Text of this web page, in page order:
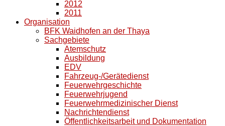
2012
2011
Organisation
BFK Waidhofen an der Thaya
Sachgebiete
Atemschutz
Ausbildung
EDV
Fahrzeug-/Gerätedienst
Feuerwehrgeschichte
Feuerwehrjugend
Feuerwehrmedizinischer Dienst
Nachrichtendienst
Öffentlichkeitsarbeit und Dokumentation